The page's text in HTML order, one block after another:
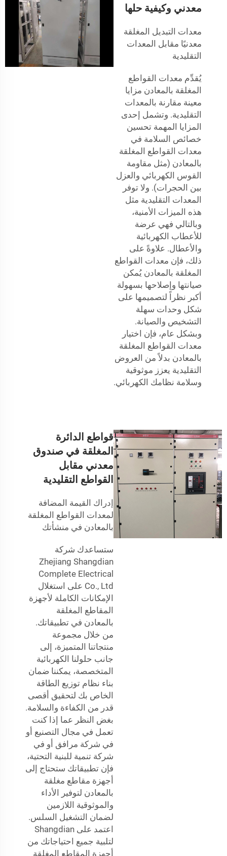
معدني وكيفية حلها
معدات التبديل المغلقة
معدنيًا مقابل المعدات
التقليدية
يُقدِّم معدات القواطع
المغلقة بالمعادن مزايا
معينة مقارنة بالمعدات
التقليدية. وتشمل إحدى
المزايا المهمة تحسين
خصائص السلامة في
معدات القواطع المغلقة
بالمعادن (مثل مقاومة
القوس الكهربائي والعزل
بين الحجرات). ولا توفر
المعدات التقليدية مثل
هذه الميزات الأمنية،
وبالتالي فهي عرضة
للأعطاب الكهربائية
والأعطال. علاوةً على
ذلك، فإن معدات القواطع
المغلقة بالمعادن يُمكن
صيانتها وإصلاحها بسهولة
أكبر نظراً لتصميمها على
شكل وحدات سهلة
التشخيص والصيانة.
وبشكل عام، فإن اختيار
معدات القواطع المغلقة
بالمعادن بدلاً من العروض
التقليدية يعزز موثوقية
وسلامة نظامك الكهربائي.
قواطع الدائرة
المغلقة في صندوق
معدني مقابل
القواطع التقليدية
إدراك القيمة المضافة
لمعدات القواطع المغلقة
بالمعادن في منشأتك
ستساعدك شركة
Zhejiang Shangdian
Complete Electrical
Co., Ltd على استغلال
الإمكانات الكاملة لأجهزة
المقاطع المغلقة
بالمعادن في تطبيقاتك.
من خلال مجموعة
منتجاتنا المتميزة، إلى
جانب حلولنا الكهربائية
المتخصصة، يمكننا ضمان
بناء نظام توزيع الطاقة
الخاص بك لتحقيق أقصى
قدر من الكفاءة والسلامة.
بغض النظر عما إذا كنت
تعمل في مجال التصنيع أو
في شركة مرافق أو في
شركة تنمية للبنية التحتية،
فإن تطبيقاتك ستحتاج إلى
أجهزة مقاطع مغلقة
بالمعادن لتوفير الأداء
والموثوقية اللازمين
لضمان التشغيل السلس.
اعتمد على Shangdian
لتلبية جميع احتياجاتك من
أجهزة المقاطع المغلقة